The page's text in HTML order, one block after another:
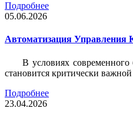
Подробнее
05.06.2026
Автоматизация
В условиях
становится критически важной
Подробнее
23.04.2026